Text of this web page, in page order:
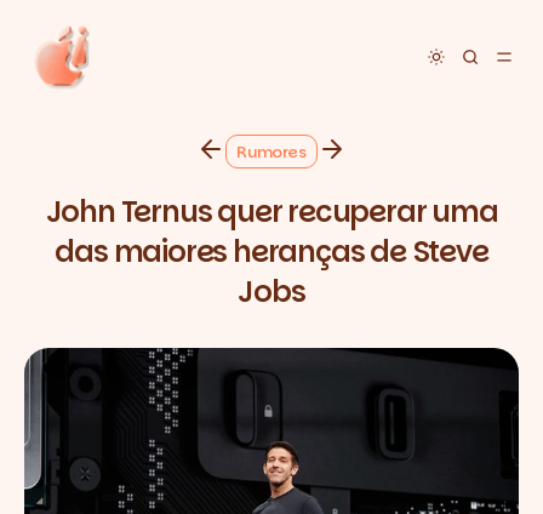
Toggle
Rumores
John Ternus quer recuperar uma
das maiores heranças de Steve
Jobs